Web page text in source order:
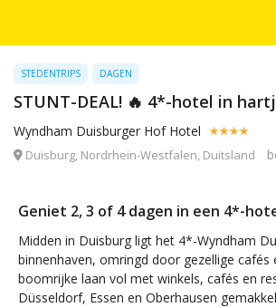
STEDENTRIPS DAGEN
STUNT-DEAL! 🔥 4*-hotel in
Wyndham Duisburger Hof Hotel
Duisburg, Nordrhein-Westfalen, Duitsland
Geniet 2, 3 of 4 dagen in een 4*-
Midden in Duisburg ligt het 4*-Wyndham
binnenhaven, omringd door gezellige
boomrijke laan vol met winkels, cafés en
Düsseldorf, Essen en Oberhausen